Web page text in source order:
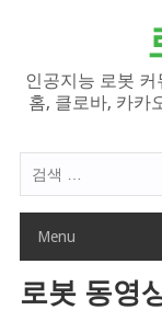
인공지능 로봇
홈, 클로바, 카카
색
Menu
로봇 동영